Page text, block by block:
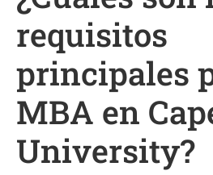
requisitos
principales
MBA en
University?